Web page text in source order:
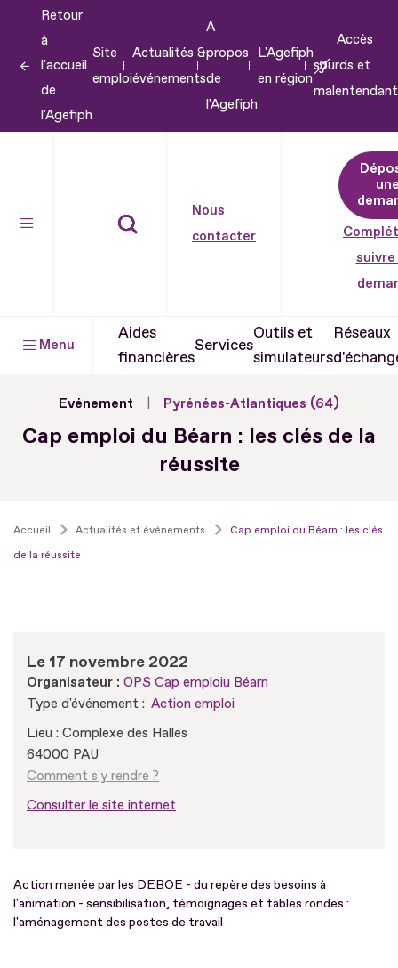
contenu
Retour
à
l'accueil
de
l'Agefiph
Site
emploi
Actualités &
événements
A
propos
de
l'Agefiph
L'Agefiph
en région
Accès
sourds et
Nous
contacter
suivre
Menu
Aides
financières
Services
Outils et
simulateurs
Réseaux
Evénement Pyrénées-Atlantiques (64)
Cap emploi du Béarn : les clés de la
réussite
Accueil Actualités et événements
Cap emploi du Béarn : les clés
de la réussite
Le 17 novembre 2022
Organisateur : OPS Cap emploiu Béarn
Type d'événement : Action emploi
Lieu : Complexe des Halles
64000 PAU
Comment s'y rendre ?
Consulter le site internet
Action menée par les DEBOE - du repère des besoins à
l'animation - sensibilisation, témoignages et tables rondes :
l'aménagement des postes de travail